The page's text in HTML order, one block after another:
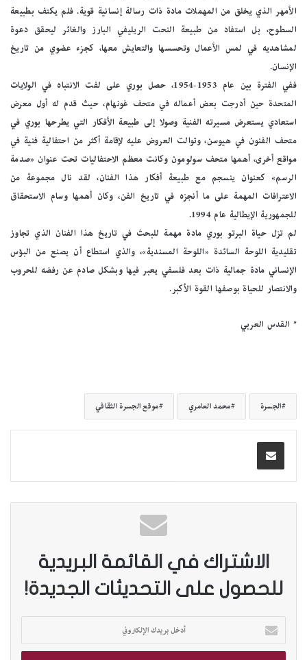
الأمهر الذي يخلق من المهملات مادة ذات رسالة إنسانية قوية. فلم يكتف بطبيعة
السطوح، بل استفاد من طبيعة النحت الريليفي البارز والغائر ليحقق دعوة
لمشاهديه في لمس الأعمال وتحسسها والتعايش معها، كجزء عضوي من تاريخ
الإنسان.
ففي الفترة بين عام 1953-1954، حصل بوري على لفت الانتباه في الولايات
المتحدة حين أدرجت بعض أعماله في متحف غونهام، حيث قدم له أول معرض
استعادي يستعرض مسيرته الفنية وصولا إلى طبيعة الأفكار التي يطرحها بوري في
متحف الفنون في هيوسن، وتوالت العروض عليه لإقامة أكثر من احتفالية فنية في
مواقع أخرى، أهمها متحف سولومون وكانت معظم الاحتفاليات تحت عنوان «صدمة
الرسم» كعنوان ينسجم مع طبيعة أفكار هذا الفنان، لقد نال مجموعة من
الاعترافات المهمة على ما أنجزه في تاريخ الفن، وكان أهمها وسام الاستحقاق
للجمهورية الإيطالية عام 1994.
لم تزل حياة البرتو بوري مادة مهمة للبحث في تاريخ هذا الفنان الذي تجاوز
تقليدية اللوحة السائدة «اللوحة المسندية»، والذي استطاع أن يصنع من البؤس
الإنساني مادة جمالية ذات بعد فلسفي يعبر فيها وبشكل صادم عن رفضه للحروب
والانتصار للحياة بوصفها القوة الأكبر.
* القدس العربي
الجسرة محمد العامري موقع الجسرة الثقافي
الاشتراك في القائمة البريدية
للحصول على التحديثات الجديدة!
خ